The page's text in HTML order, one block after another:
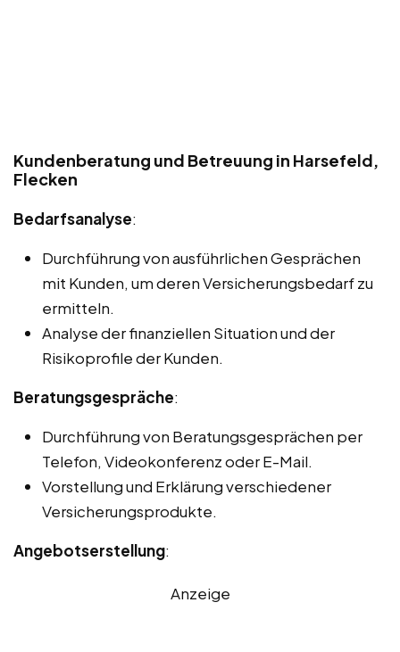
Kundenberatung und Betreuung in Harsefeld,
Flecken
Bedarfsanalyse:
Durchführung von ausführlichen Gesprächen
mit Kunden, um deren Versicherungsbedarf zu
ermitteln.
Analyse der finanziellen Situation und der
Risikoprofile der Kunden.
Beratungsgespräche:
Durchführung von Beratungsgesprächen per
Telefon, Videokonferenz oder E-Mail.
Vorstellung und Erklärung verschiedener
Versicherungsprodukte.
Angebotserstellung:
Anzeige